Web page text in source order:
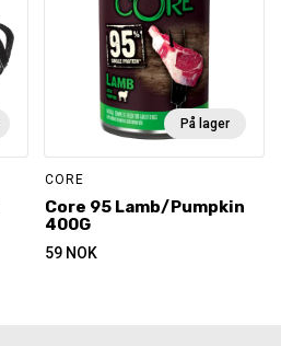
På lager
CORE
Core 95 Lamb/Pumpkin
400G
59 NOK